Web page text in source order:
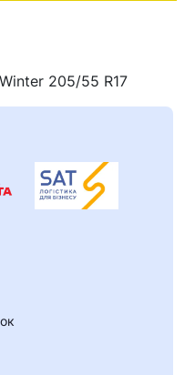
205/55 R17